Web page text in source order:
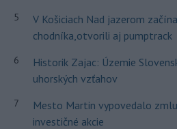
5
V Košiciach Nad jazerom
chodníka,otvorili aj pumptrack
6
Historik Zajac: Územie
uhorských vzťahov
7
Mesto Martin vypovedalo
investičné akcie